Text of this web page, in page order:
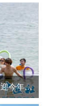
天文台錄最高氣溫34.7度 香港多區迎今年最熱一天